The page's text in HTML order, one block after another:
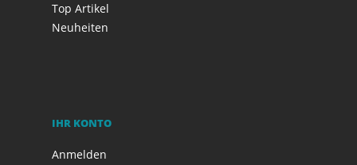
Top Artikel
Neuheiten
IHR KONTO
Anmelden